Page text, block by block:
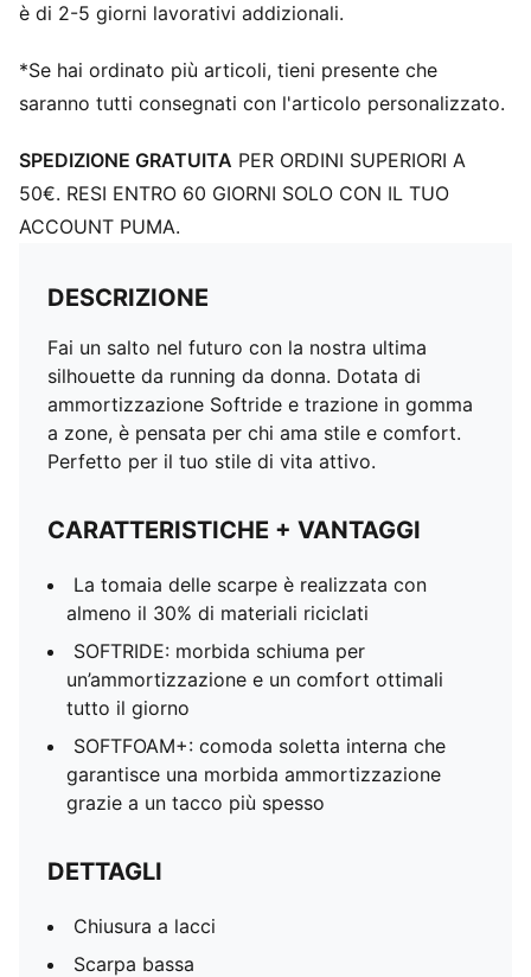
è di 2-5 giorni lavorativi addizionali.
*Se hai ordinato più articoli, tieni presente che
saranno tutti consegnati con l'articolo personalizzato.
SPEDIZIONE GRATUITA PER ORDINI SUPERIORI A
50€. RESI ENTRO 60 GIORNI SOLO CON IL TUO
ACCOUNT PUMA.
DESCRIZIONE
Fai un salto nel futuro con la nostra ultima
silhouette da running da donna. Dotata di
ammortizzazione Softride e trazione in gomma
a zone, è pensata per chi ama stile e comfort.
Perfetto per il tuo stile di vita attivo.
CARATTERISTICHE + VANTAGGI
La tomaia delle scarpe è realizzata con
almeno il 30% di materiali riciclati
SOFTRIDE: morbida schiuma per
un’ammortizzazione e un comfort ottimali
tutto il giorno
SOFTFOAM+: comoda soletta interna che
garantisce una morbida ammortizzazione
grazie a un tacco più spesso
DETTAGLI
Chiusura a lacci
Scarpa bassa